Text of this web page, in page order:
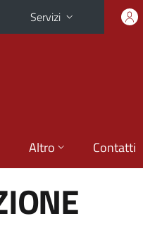
Servizi
Altro Contatti